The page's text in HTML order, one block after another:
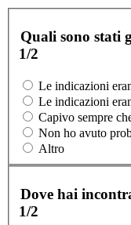
Quali sono stati
1/2
Le indicazioni
Le indicazioni
Capivo sempre
Non ho avuto
Altro
Dove hai
1/2